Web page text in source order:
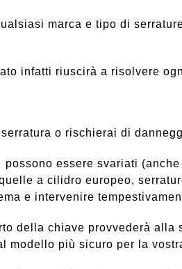
marca e tipo di
infatti riuscirà a risolvere
o rischierai di
essere svariati
a cilidro europeo,
e intervenire
della chiave provvederà
modello più sicuro per la